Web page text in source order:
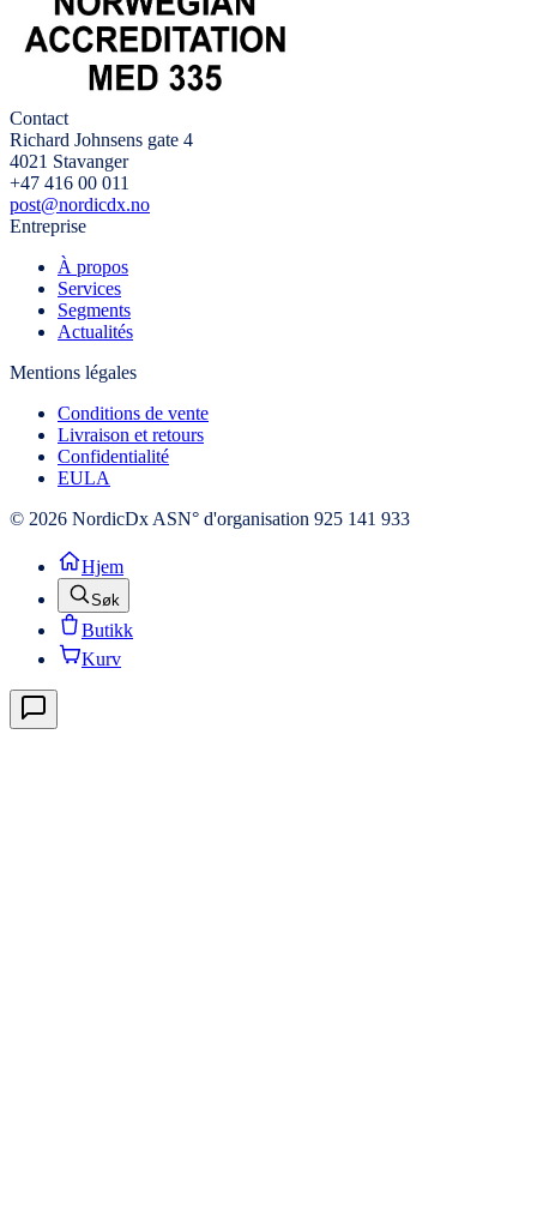
Contact
Richard Johnsens gate 4
4021 Stavanger
+47 416 00 011
post@nordicdx.no
Entreprise
À propos
Services
Segments
Actualités
Mentions légales
Conditions de vente
Livraison et retours
Confidentialité
EULA
© 2026 NordicDx ASN° d'organisation 925 141 933
Hjem
Søk
Butikk
Kurv